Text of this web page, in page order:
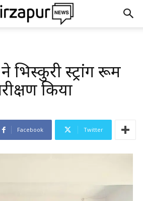
भिस्कुरी स्ट्रांग रूम
किया
Facebook Twitter